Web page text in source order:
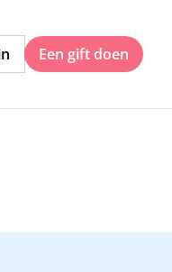
Een gift doen